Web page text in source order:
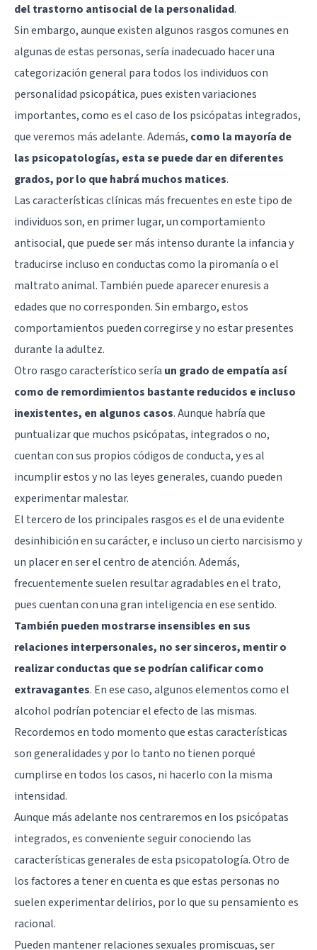
del trastorno antisocial de la personalidad.
Sin embargo, aunque existen algunos rasgos comunes en
algunas de estas personas, sería inadecuado hacer una
categorización general para todos los individuos con
personalidad psicopática, pues existen variaciones
importantes, como es el caso de los psicópatas integrados,
que veremos más adelante. Además, como la mayoría de
las psicopatologías, esta se puede dar en diferentes
grados, por lo que habrá muchos matices.
Las características clínicas más frecuentes en este tipo de
individuos son, en primer lugar, un comportamiento
antisocial, que puede ser más intenso durante la infancia y
traducirse incluso en conductas como la piromanía o el
maltrato animal. También puede aparecer enuresis a
edades que no corresponden. Sin embargo, estos
comportamientos pueden corregirse y no estar presentes
durante la adultez.
Otro rasgo característico sería un grado de empatía así
como de remordimientos bastante reducidos e incluso
inexistentes, en algunos casos. Aunque habría que
puntualizar que muchos psicópatas, integrados o no,
cuentan con sus propios códigos de conducta, y es al
incumplir estos y no las leyes generales, cuando pueden
experimentar malestar.
El tercero de los principales rasgos es el de una evidente
desinhibición en su carácter, e incluso un cierto narcisismo y
un placer en ser el centro de atención. Además,
frecuentemente suelen resultar agradables en el trato,
pues cuentan con una gran inteligencia en ese sentido.
También pueden mostrarse insensibles en sus
relaciones interpersonales, no ser sinceros, mentir o
realizar conductas que se podrían calificar como
extravagantes. En ese caso, algunos elementos como el
alcohol podrían potenciar el efecto de las mismas.
Recordemos en todo momento que estas características
son generalidades y por lo tanto no tienen porqué
cumplirse en todos los casos, ni hacerlo con la misma
intensidad.
Aunque más adelante nos centraremos en los psicópatas
integrados, es conveniente seguir conociendo las
características generales de esta psicopatología. Otro de
los factores a tener en cuenta es que estas personas no
suelen experimentar delirios, por lo que su pensamiento es
racional.
Pueden mantener relaciones sexuales promiscuas, ser